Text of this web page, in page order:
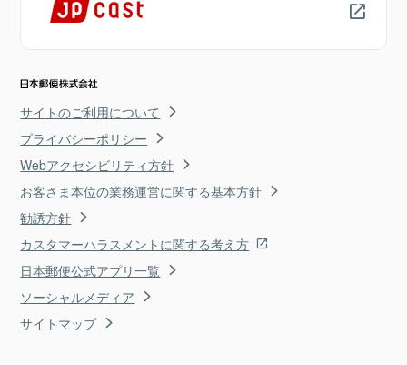
サイトのご利用について
プライバシーポリシー
Webアクセシビリティ方針
お客さま本位の業務運営に関する基本方針
勧誘方針
カスタマーハラスメントに関する考え方
日本郵便公式アプリ一覧
ソーシャルメディア
サイトマップ